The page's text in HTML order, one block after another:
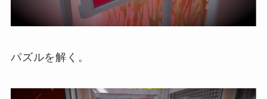
パズルを解く。